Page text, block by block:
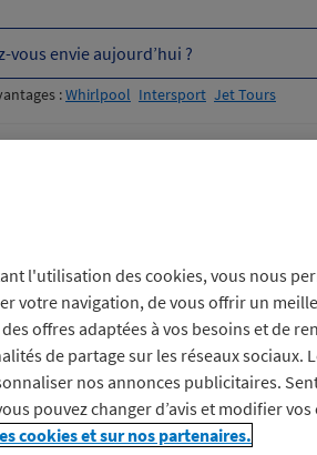
vous envie aujourd’hui ?
:Whirlpool Intersport Jet Tours
ma remise Macif Avantages ?
Macif Avantages ?
l'utilisation des cookies, vous nous
votre navigation, de vous offrir un
offres adaptées à vos besoins et de
de partage sur les réseaux sociaux.
nos annonces publicitaires.
pouvez changer d’avis et modifier
cookies et sur nos partenaires.